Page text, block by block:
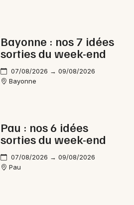
Bayonne : nos 7 idées
sorties du week-end
07/08/2026 → 09/08/2026
Bayonne
Pau : nos 6 idées
sorties du week-end
07/08/2026 → 09/08/2026
Pau